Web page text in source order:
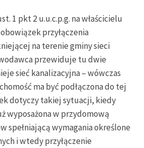
1 pkt 2 u.u.c.p.g. na właścicielu
przyłączenia
na terenie gminy sieci
przewiduje tu dwie
sieć kanalizacyjna – wówczas
ma być podłączona do tej
dotyczy takiej sytuacji, kiedy
wyposażona w przydomową
spełniającą wymagania określone
i wtedy przyłączenie